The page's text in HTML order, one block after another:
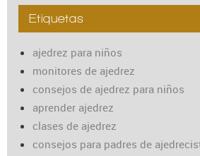
Etiquetas
ajedrez para niños
monitores de ajedrez
consejos de ajedrez para niños
aprender ajedrez
clases de ajedrez
consejos para padres de